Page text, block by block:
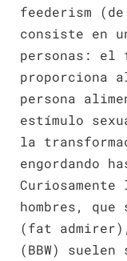
feederism
consiste en
personas: el
proporciona
persona
estímulo
la
engordando
hombres,
(fat
(BBW)